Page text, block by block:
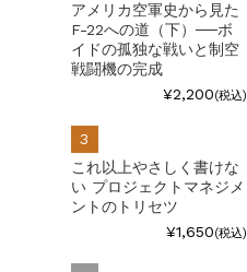
アメリカ空軍史から見た
F-22への道（下）──ボ
イドの孤独な戦いと制空
戦闘機の完成
¥2,200(税込)
これ以上やさしく書けな
い プロジェクトマネジメ
ントのトリセツ
¥1,650(税込)